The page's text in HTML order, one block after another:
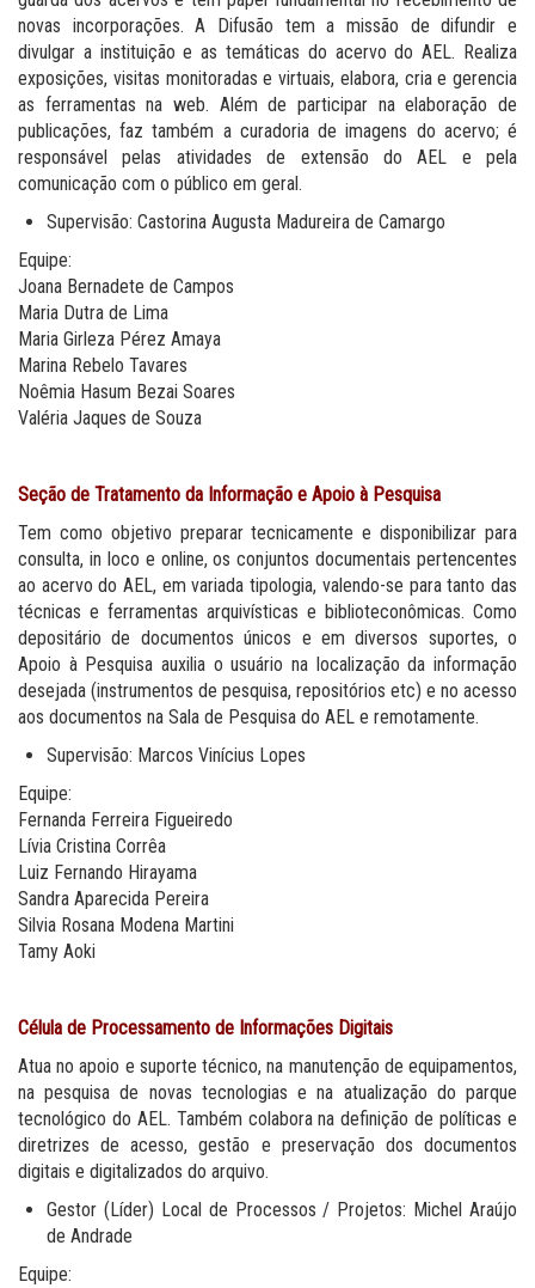
novas incorporações. A Difusão tem a missão de difundir e
divulgar a instituição e as temáticas do acervo do AEL. Realiza
exposições, visitas monitoradas e virtuais, elabora, cria e gerencia
as ferramentas na web. Além de participar na elaboração de
publicações, faz também a curadoria de imagens do acervo; é
responsável pelas atividades de extensão do AEL e pela
comunicação com o público em geral.
Supervisão: Castorina Augusta Madureira de Camargo
Equipe:
Joana Bernadete de Campos
Maria Dutra de Lima
Maria Girleza Pérez Amaya
Marina Rebelo Tavares
Noêmia Hasum Bezai Soares
Valéria Jaques de Souza
Seção de Tratamento da Informação e Apoio à Pesquisa
Tem como objetivo preparar tecnicamente e disponibilizar para
consulta, in loco e online, os conjuntos documentais pertencentes
ao acervo do AEL, em variada tipologia, valendo-se para tanto das
técnicas e ferramentas arquivísticas e biblioteconômicas. Como
depositário de documentos únicos e em diversos suportes, o
Apoio à Pesquisa auxilia o usuário na localização da informação
desejada (instrumentos de pesquisa, repositórios etc) e no acesso
aos documentos na Sala de Pesquisa do AEL e remotamente.
Supervisão: Marcos Vinícius Lopes
Equipe:
Fernanda Ferreira Figueiredo
Lívia Cristina Corrêa
Luiz Fernando Hirayama
Sandra Aparecida Pereira
Silvia Rosana Modena Martini
Tamy Aoki
Célula de Processamento de Informações Digitais
Atua no apoio e suporte técnico, na manutenção de equipamentos,
na pesquisa de novas tecnologias e na atualização do parque
tecnológico do AEL. Também colabora na definição de políticas e
diretrizes de acesso, gestão e preservação dos documentos
digitais e digitalizados do arquivo.
Gestor (Líder) Local de Processos / Projetos: Michel Araújo
de Andrade
Equipe: